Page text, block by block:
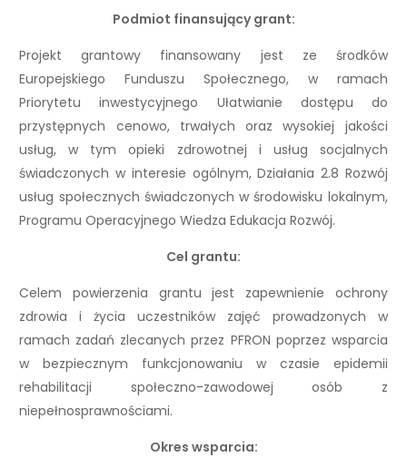
Podmiot finansujący grant:
Projekt grantowy finansowany jest ze środków
Europejskiego Funduszu Społecznego, w ramach
Priorytetu inwestycyjnego Ułatwianie dostępu do
przystępnych cenowo, trwałych oraz wysokiej jakości
usług, w tym opieki zdrowotnej i usług socjalnych
świadczonych w interesie ogólnym, Działania 2.8 Rozwój
usług społecznych świadczonych w środowisku lokalnym,
Programu Operacyjnego Wiedza Edukacja Rozwój.
Cel grantu:
Celem powierzenia grantu jest zapewnienie ochrony
zdrowia i życia uczestników zajęć prowadzonych w
ramach zadań zlecanych przez PFRON poprzez wsparcia
w bezpiecznym funkcjonowaniu w czasie epidemii
rehabilitacji społeczno-zawodowej osób z
niepełnosprawnościami.
Okres wsparcia: